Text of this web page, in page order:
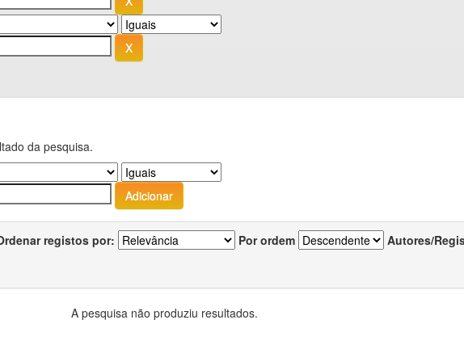
da pesquisa.
registos por: Por ordem Autores/
A pesquisa não produziu resultados.